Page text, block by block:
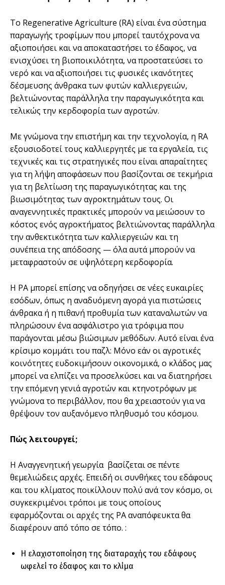
Το Regenerative Agriculture (RA) είναι ένα σύστημα
παραγωγής τροφίμων που μπορεί ταυτόχρονα να
αξιοποιήσει και να αποκαταστήσει το έδαφος, να
ενισχύσει τη βιοποικιλότητα, να προστατεύσει το
νερό και να αξιοποιήσει τις φυσικές ικανότητες
δέσμευσης άνθρακα των φυτών καλλιεργειών,
βελτιώνοντας παράλληλα την παραγωγικότητα και
τελικώς την κερδοφορία των αγροτών.
Με γνώμονα την επιστήμη και την τεχνολογία, η RA
εξουσιοδοτεί τους καλλιεργητές με τα εργαλεία, τις
τεχνικές και τις στρατηγικές που είναι απαραίτητες
για τη λήψη αποφάσεων που βασίζονται σε τεκμήρια
για τη βελτίωση της παραγωγικότητας και της
βιωσιμότητας των αγροκτημάτων τους. Οι
αναγεννητικές πρακτικές μπορούν να μειώσουν το
κόστος ενός αγροκτήματος βελτιώνοντας παράλληλα
την ανθεκτικότητα των καλλιεργειών και τη
συνέπεια της απόδοσης — όλα αυτά μπορούν να
μεταφραστούν σε υψηλότερη κερδοφορία.
Η ΡΑ μπορεί επίσης να οδηγήσει σε νέες ευκαιρίες
εσόδων, όπως η αναδυόμενη αγορά για πιστώσεις
άνθρακα ή η πιθανή προθυμία των καταναλωτών να
πληρώσουν ένα ασφάλιστρο για τρόφιμα που
παράγονται μέσω βιώσιμων μεθόδων. Αυτό είναι ένα
κρίσιμο κομμάτι του παζλ: Μόνο εάν οι αγροτικές
κοινότητες ευδοκιμήσουν οικονομικά, ο κλάδος μας
μπορεί να ελπίζει να προσελκύσει και να διατηρήσει
την επόμενη γενιά αγροτών και κτηνοτρόφων με
γνώμονα το περιβάλλον, που θα χρειαστούν για να
θρέψουν τον αυξανόμενο πληθυσμό του κόσμου.
Πώς λειτουργεί;
Η Αναγγενητική γεωργία βασίζεται σε πέντε
θεμελιώδεις αρχές. Επειδή οι συνθήκες του εδάφους
και του κλίματος ποικίλλουν πολύ ανά τον κόσμο, οι
συγκεκριμένοι τρόποι με τους οποίους
εφαρμόζονται οι αρχές της ΡΑ αναπόφευκτα θα
διαφέρουν από τόπο σε τόπο. :
Η ελαχιστοποίηση της διαταραχής του εδάφους
ωφελεί το έδαφος και το κλίμα